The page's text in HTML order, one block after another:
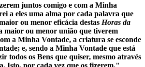
juntos comigo e com a Minha
a eles uma alma por cada palavra que
ou menor eficácia destas Horas da
maior ou menor união que tiverem
a Minha Vontade, a criatura se esconde
e, sendo a Minha Vontade que está
todos os Bens que quiser, mesmo através
Isto, por cada vez que os fizerem."